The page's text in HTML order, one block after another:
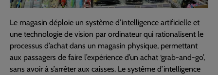
Le magasin déploie un système d’intelligence artificielle et
une technologie de vision par ordinateur qui rationalisent le
processus d’achat dans un magasin physique, permettant
aux passagers de faire l’expérience d’un achat ‘grab-and-go’,
sans avoir à s’arrêter aux caisses. Le système d’intelligence